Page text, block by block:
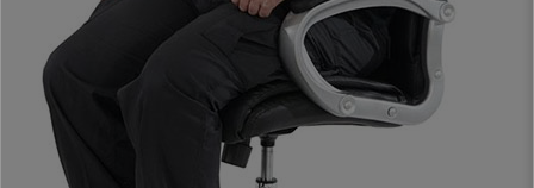
chaises de cette qualité et avec ce design ont un prix
approximatif de 600€.
Chez chaisedebureau , vous le trouverez
moins cher et nous vous l’envoyons directement chez vous sans
ajout de frais de port.
• Assise avec réglage en hauteur Toplift